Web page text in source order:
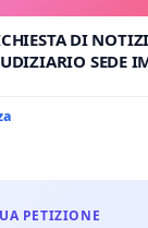
DI
SEDE
PETIZIONE